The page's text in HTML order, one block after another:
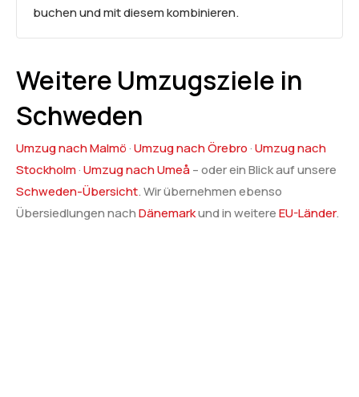
buchen und mit diesem kombinieren.
Weitere Umzugsziele in
Schweden
Umzug nach Malmö ·Umzug nach Örebro ·Umzug nach
Stockholm·Umzug nach Umeå– oder ein Blick auf unsere
Schweden-Übersicht. Wir übernehmen ebenso
Übersiedlungen nachDänemarkund in weitereEU-Länder.